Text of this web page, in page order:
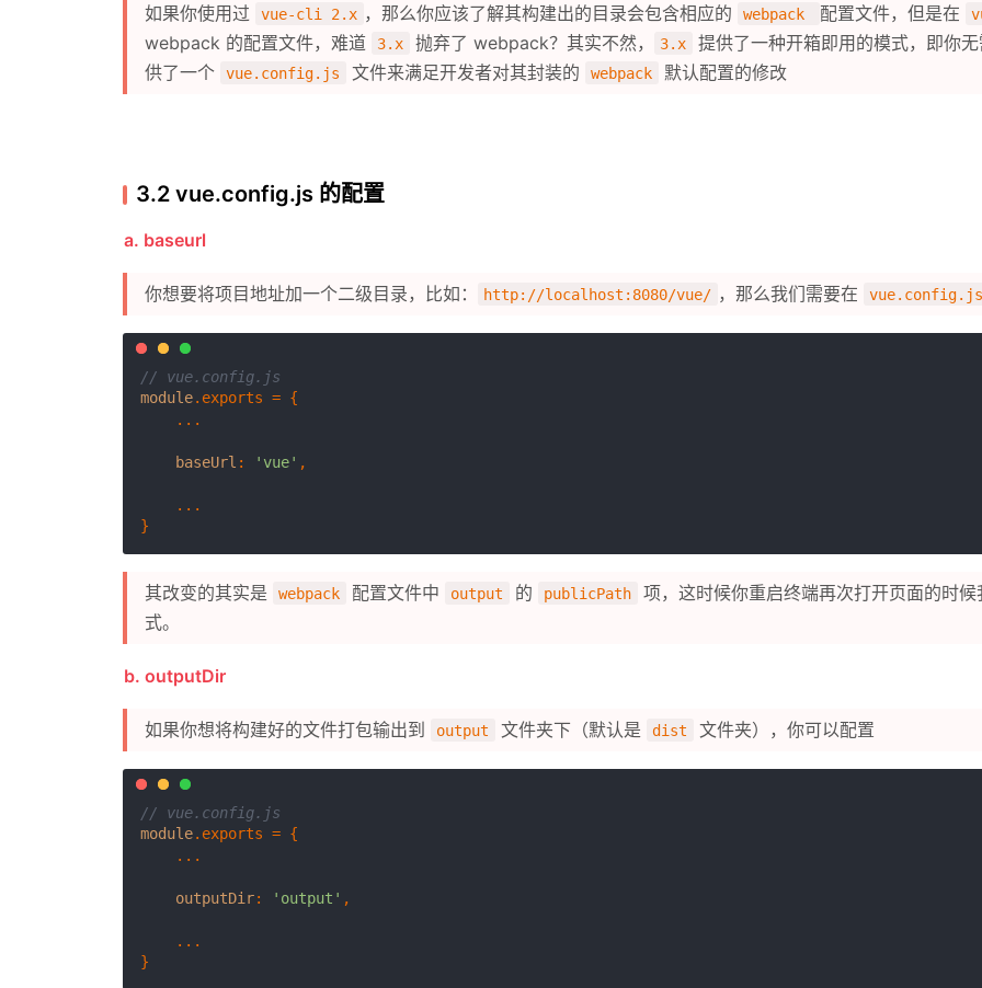
如果你使用过 vue-cli 2.x ，那么你应该了解其构建出的目录会包含相应的 webpack 配置文件，但是在
webpack 的配置文件，难道
3.x 抛弃了 webpack？其实不然， 3.x 提供了一种开箱即用的模式，即你
供了一个
vue.config.js 文件来满足开发者对其封装的 webpack 默认配置的修改
3.2 vue.config.js 的配置
a. baseurl
你想要将项目地址加一个二级目录，比如： http://localhost:8080/vue/ ，那么我们需要在 vue.config.js
// vue.config.js
module. exports = {
baseUrl : 'vue'
其改变的其实是 webpack 配置文件中 output 的 publicPath 项，这时候你重启终端再次打开页面的时候
式。
b. outputDir
如果你想将构建好的文件打包输出到 output 文件夹下（默认是 dist 文件夹），你可以配置
// vue.config.js
module. exports = {
outputDir: 'output'